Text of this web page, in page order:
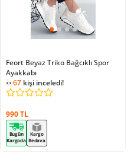
Feort Beyaz Triko Bağcıklı Spor
Ayakkabı
67 kişi inceledi!
990 TL
Bugün
Kargoda
Kargo
Bedava